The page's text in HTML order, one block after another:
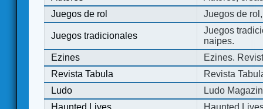
Juegos de rol
Juegos de
Juegos tradicionales
Juegos
naipes.
Ezines
Ezines.
Revista Tabula
Revista
Ludo
Ludo